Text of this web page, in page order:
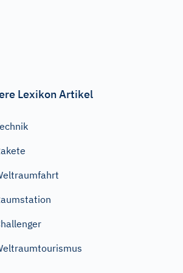
Lexikon Artikel